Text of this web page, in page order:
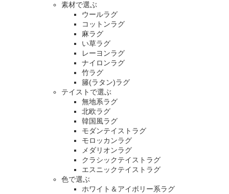
素材で選ぶ
ウールラグ
コットンラグ
麻ラグ
い草ラグ
レーヨンラグ
ナイロンラグ
竹ラグ
籐(ラタン)ラグ
テイストで選ぶ
無地系ラグ
北欧ラグ
韓国風ラグ
モダンテイストラグ
モロッカンラグ
メダリオンラグ
クラシックテイストラグ
エスニックテイストラグ
色で選ぶ
ホワイト＆アイボリー系ラグ